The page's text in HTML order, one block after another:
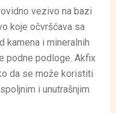
vezivo na bazi
koje očvršćava sa
kamena i mineralnih
podne podloge. Akfix
da se može koristiti
i unutrašnjim